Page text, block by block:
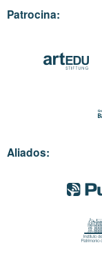
Patrocina:
Aliados: